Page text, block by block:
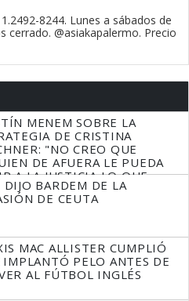
8244. Lunes a sábados de
cerrado. @asiakapalermo. Precio
MENEM SOBRE LA
DE CRISTINA
"NO CREO QUE
DE AFUERA LE PUEDA
A LA JUSTICIA LO QUE
QUE HACER"
DIJO BARDEM DE LA
DE CEUTA
MAC ALLISTER CUMPLIÓ
IMPLANTÓ PELO ANTES DE
AL FÚTBOL INGLÉS